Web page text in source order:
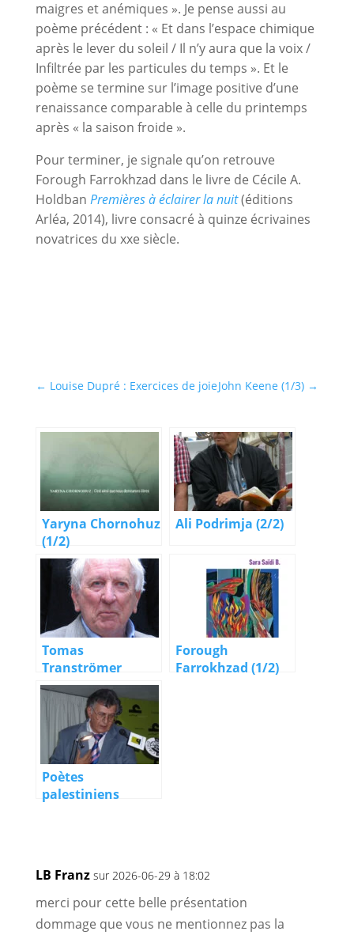
maigres et anémiques ». Je pense aussi au
poème précédent : « Et dans l’espace chimique
après le lever du soleil / Il n’y aura que la voix /
Infiltrée par les particules du temps ». Et le
poème se termine sur l’image positive d’une
renaissance comparable à celle du printemps
après « la saison froide ».
Pour terminer, je signale qu’on retrouve
Forough Farrokhzad dans le livre de Cécile A.
Holdban Premières à éclairer la nuit(éditions
Arléa, 2014), livre consacré à quinze écrivaines
novatrices du xxe siècle.
← Louise Dupré : Exercices de joieJohn Keene (1/3) →
Yaryna Chornohuz
(1/2)
Ali Podrimja (2/2)
Tomas
Tranströmer
Forough
Farrokhzad (1/2)
Poètes
palestiniens
LB Franz sur 2026-06-29 à 18:02
merci pour cette belle présentation
dommage que vous ne mentionnez pas la